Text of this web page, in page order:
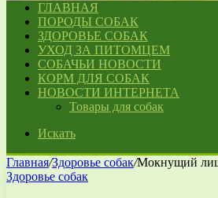
ГЛАВНАЯ
ПОРОДЫ СОБАК
ЗДОРОВЬЕ СОБАК
УХОД ЗА ПИТОМЦЕМ
СОБАЧЬИ НОВОСТИ
КОРМ ДЛЯ СОБАК
НОВОСТИ ИНТЕРНЕТА
Товары для собак
Искать
Главная/Здоровье собак/Мокнущий
Здоровье собак